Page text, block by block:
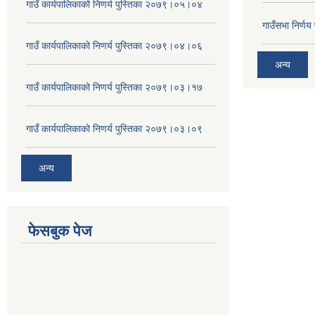
गाउँ कार्यपालिकाको निणर्य पुस्तिका २०७९।०५।०४
गाउँ कार्यपालिकाको निणर्य पुस्तिका २०७९।०४।०६
गाउँ कार्यपालिकाको निणर्य पुस्तिका २०७९।०३।१७
गाउँ कार्यपालिकाको निणर्य पुस्तिका २०७९।०३।०९
अन्य
गाउँसभा
अन्य
फेसबुक पेज